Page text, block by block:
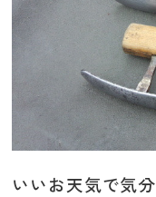
いいお天気で気